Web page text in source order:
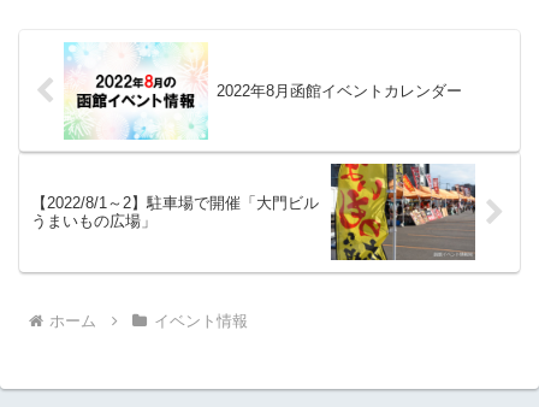
2022年8月函館イベントカレンダー
【2022/8/1～2】駐車場で開催「大門ビル
うまいもの広場」
ホーム イベント情報